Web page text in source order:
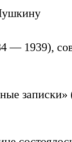
— 1939),